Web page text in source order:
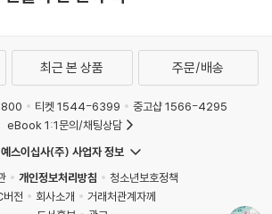
찰하고 자신을 성찰한 작가 캐시 호르가 우리에게
러스트가 돋보이는 현대판 클래식
치가 최대한 부각될 수 있는 커다란 판형을 선택함
와의 대비를 극적으로 보여주고자 한 출판사의 의
다운 이야기에 걸맞은 부드럽고 세련된 일러스트
씨와 엄지 공주》는 더욱 깊이 있는 작품으로 탄생
최근 본 상품 주문/배송
티켓 1544-6399
중고샵 1566-4295
eBook 1:1문의/채팅상담
예스이십사(주) 사업자 정보
개인정보처리방침
청소년보호정책
전
회사소개
거래처관계자께